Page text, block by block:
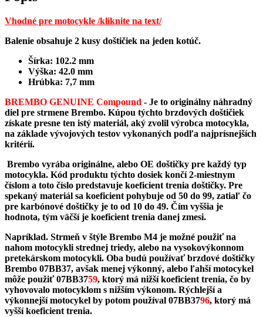
Vhodné pre motocykle /kliknite na text/
Balenie obsahuje 2 kusy doštičiek na jeden kotúč.
Šírka: 102.2 mm
Výška: 42.0 mm
Hrúbka: 7,7 mm
BREMBO GENUINE Compound - Je to originálny náhradný
diel pre strmene Brembo. Kúpou týchto brzdových doštičiek
získate presne ten istý materiál, aký zvolil výrobca motocykla,
na základe vývojových testov vykonaných podľa najprísnejších
kritérií.
Brembo vyrába originálne, alebo OE doštičky pre každý typ
motocykla. Kód produktu týchto dosiek končí 2-miestnym
číslom a toto číslo predstavuje koeficient trenia doštičky. Pre
spekaný materiál sa koeficient pohybuje od 50 do 99, zatiaľ čo
pre karbónové doštičky je to od 10 do 49. Čím vyššia je
hodnota, tým väčší je koeficient trenia danej zmesi.
Napríklad. Strmeň v štýle Brembo M4 je možné použiť na
nahom motocykli strednej triedy, alebo na vysokovýkonnom
pretekárskom motocykli. Oba budú používať brzdové doštičky
Brembo 07BB37, avšak menej výkonný, alebo ľahší motocykel
môže použiť 07BB3759, ktorý má nižší koeficient trenia, čo by
vyhovovalo motocyklom s nižším výkonom. Rýchlejší a
výkonnejší motocykel by potom používal 07BB3796, ktorý má
vyšší koeficient trenia.